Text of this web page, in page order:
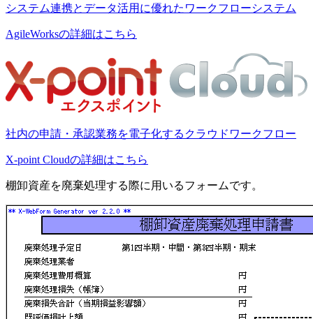
システム連携とデータ活用に優れたワークフローシステム
AgileWorksの詳細はこちら
社内の申請・承認業務を電子化するクラウドワークフロー
X-point Cloudの詳細はこちら
棚卸資産を廃棄処理する際に用いるフォームです。